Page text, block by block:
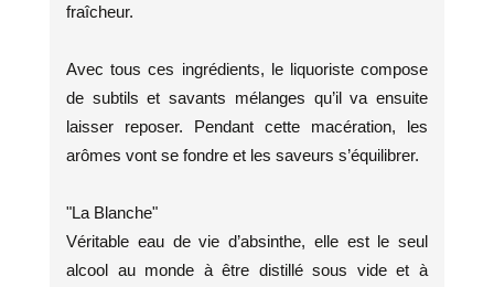
fraîcheur.
Avec tous ces ingrédients, le liquoriste compose
de subtils et savants mélanges qu’il va ensuite
laisser reposer. Pendant cette macération, les
arômes vont se fondre et les saveurs s’équilibrer.
"La Blanche"
Véritable eau de vie d’absinthe, elle est le seul
alcool au monde à être distillé sous vide et à